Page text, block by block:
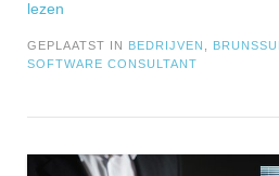
lezen
GEPLAATST IN BEDRIJVEN
SOFTWARE CONSULTANT